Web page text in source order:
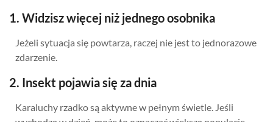
1. Widzisz więcej niż jednego osobnika
Jeżeli sytuacja się powtarza, raczej nie jest to jednorazowe
zdarzenie.
2. Insekt pojawia się za dnia
Karaluchy rzadko są aktywne w pełnym świetle. Jeśli